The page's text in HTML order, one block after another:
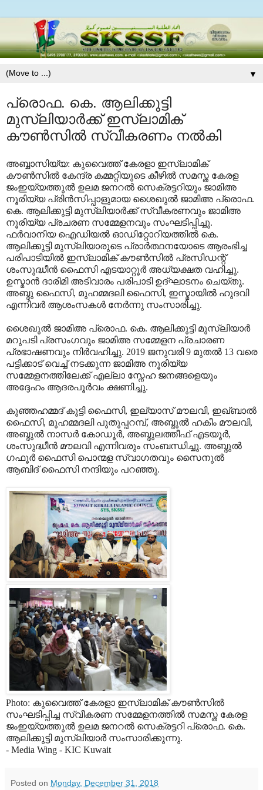
▼
പ്രൊഫ. കെ. ആലിക്കുട്ടി
മുസ്ലിയാർക്ക് ഇസ്‌ലാമിക്
കൗൺസിൽ സ്വീകരണം നൽകി
അബ്ബാസിയ്യ: കുവൈത്ത് കേരളാ ഇസ്‌ലാമിക്
കൗൺസിൽ കേന്ദ്ര കമ്മറ്റിയുടെ കീഴിൽ സമസ്ത കേരള
ജംഇയ്യത്തുൽ ഉലമ ജനറൽ സെക്രട്ടറിയും ജാമിഅ
നൂരിയ്യ പ്രിൻസിപ്പാളുമായ ശൈഖുൽ ജാമിഅ പ്രൊഫ.
കെ. ആലിക്കുട്ടി മുസ്ലിയാർക്ക് സ്വീകരണവും ജാമിഅ
നൂരിയ്യ പ്രചരണ സമ്മേളനവും സംഘടിപ്പിച്ചു.
ഫർവാനിയ ഐഡിയൽ ഓഡിറ്റോറിയത്തിൽ കെ.
ആലിക്കുട്ടി മുസ്ലിയാരുടെ പ്രാർത്ഥനയോടെ ആരംഭിച്ച
പരിപാടിയിൽ ഇസ്‌ലാമിക് കൗൺസിൽ പ്രസിഡന്റ്
ശംസുദ്ധീൻ ഫൈസി എടയാറ്റൂർ അധ്യക്ഷത വഹിച്ചു.
ഉസ്മാൻ ദാരിമി അടിവാരം പരിപാടി ഉദ്ഘാടനം ചെയ്തു.
അബ്ദു ഫൈസി, മുഹമ്മദലി ഫൈസി, ഇസ്മായിൽ ഹുദവി
എന്നിവർ ആശംസകൾ നേർന്നു സംസാരിച്ചു.
ശൈഖുൽ ജാമിഅ പ്രൊഫ. കെ. ആലിക്കുട്ടി മുസ്ലിയാർ
മറുപടി പ്രസംഗവും ജാമിഅ സമ്മേളന പ്രചാരണ
പ്രഭാഷണവും നിർവഹിച്ചു. 2019 ജനുവരി 9 മുതൽ 13 വരെ
പട്ടിക്കാട് വെച്ച് നടക്കുന്ന ജാമിഅ നൂരിയ്യ
സമ്മേളനത്തിലേക്ക്‌ എല്ലാ സ്നേഹ ജനങ്ങളെയും
അദ്ദേഹം ആദരപൂർവം ക്ഷണിച്ചു.
കുഞ്ഞഹമ്മദ് കുട്ടി ഫൈസി, ഇല്യാസ് മൗലവി, ഇഖ്‌ബാൽ
ഫൈസി, മുഹമ്മദലി പുതുപ്പറമ്പ്, അബ്ദുൽ ഹകീം മൗലവി,
അബ്ദുൽ നാസർ കോഡൂർ, അബ്ദുലത്തീഫ് എടയൂർ,
ശംസുദ്ധീൻ മൗലവി എന്നിവരും സംബന്ധിച്ചു. അബ്ദുൽ
ഗഫൂർ ഫൈസി പൊന്മള സ്വാഗതവും സൈനുൽ
ആബിദ് ഫൈസി നന്ദിയും പറഞ്ഞു.
Photo: കുവൈത്ത് കേരളാ ഇസ്‌ലാമിക് കൗൺസിൽ
സംഘടിപ്പിച്ച സ്വീകരണ സമ്മേളനത്തിൽ സമസ്ത കേരള
ജംഇയ്യത്തുൽ ഉലമ ജനറൽ സെക്രട്ടറി പ്രൊഫ. കെ.
ആലിക്കുട്ടി മുസ്‌ലിയാർ സംസാരിക്കുന്നു.
- Media Wing - KIC Kuwait
Posted on Monday, December 31, 2018